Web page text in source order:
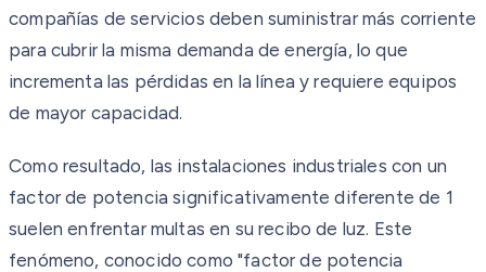
compañías de servicios deben suministrar más corriente
para cubrir la misma demanda de energía, lo que
incrementa las pérdidas en la línea y requiere equipos
de mayor capacidad.
Como resultado, las instalaciones industriales con un
factor de potencia significativamente diferente de 1
suelen enfrentar multas en su recibo de luz. Este
fenómeno, conocido como "factor de potencia